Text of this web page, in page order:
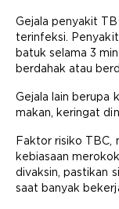
Gejala penyakit
terinfeksi.
batuk selama 3
berdahak atau
Gejala lain berupa
makan, keringat
Faktor risiko TBC,
kebiasaan
divaksin, pastikan
saat banyak